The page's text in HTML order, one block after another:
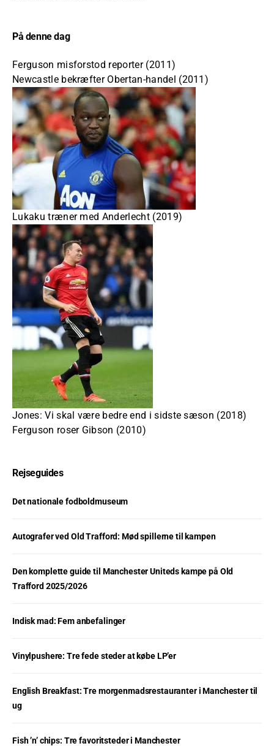
På denne dag
Ferguson misforstod reporter (2011)
Newcastle bekræfter Obertan-handel (2011)
Lukaku træner med Anderlecht (2019)
Jones: Vi skal være bedre end i sidste sæson (2018)
Ferguson roser Gibson (2010)
Rejseguides
Det nationale fodboldmuseum
Autografer ved Old Trafford: Mød spillerne til kampen
Den komplette guide til Manchester Uniteds kampe på Old
Trafford 2025/2026
Indisk mad: Fem anbefalinger
Vinylpushere: Tre fede steder at købe LP’er
English Breakfast: Tre morgenmadsrestauranter i Manchester til
ug
Fish ’n’ chips: Tre favoritsteder i Manchester